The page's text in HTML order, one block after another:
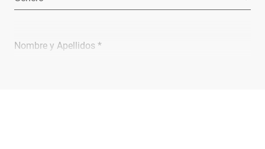
Nombre y Apellidos *